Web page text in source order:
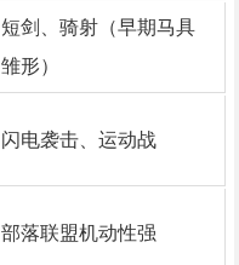
短剑、骑射（早期马具
雏形）
闪电袭击、运动战
部落联盟机动性强